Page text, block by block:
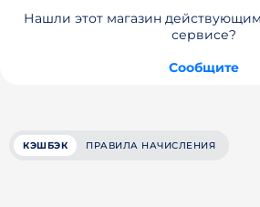
Нашли этот магазин
сервисе?
Сообщите
КЭШБЭК ПРАВИЛА НАЧИСЛЕНИЯ